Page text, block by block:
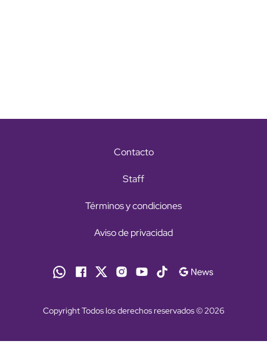
Contacto
Staff
Términos y condiciones
Aviso de privacidad
Copyright Todos los derechos reservados © 2026